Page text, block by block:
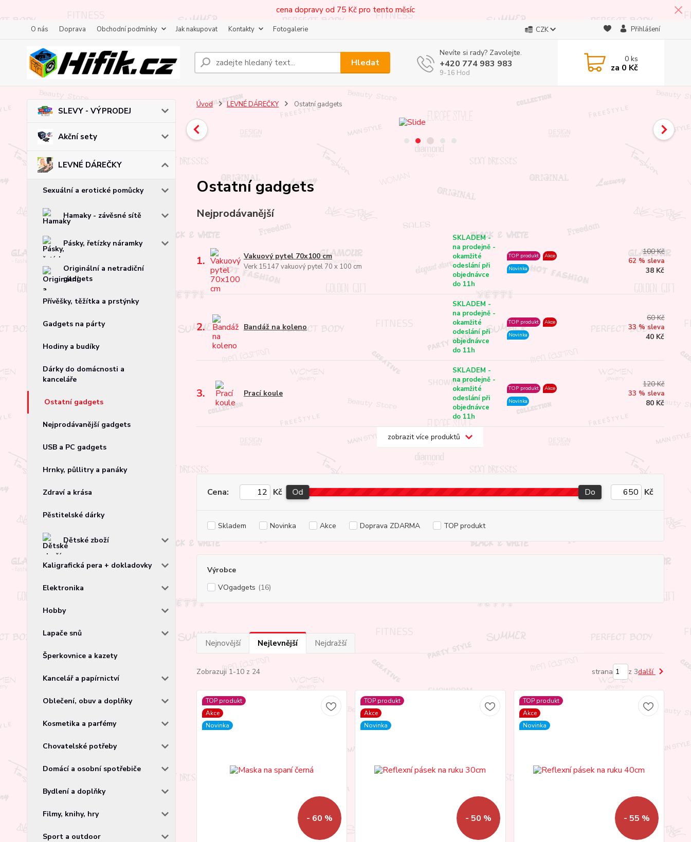
cena dopravy od 75 Kč pro tento měsíc
O nás Doprava Obchodní podmínky Jak nakupovat Kontakty Fotogalerie CZK Přihlášení
Hledat
Nevíte si rady? Zavolejte.
+420 774 983 983
9-16 Hod
0ks
za 0 Kč
SLEVY - VÝPRODEJ
Akční sety
LEVNÉ DÁREČKY
Sexuální a erotické pomůcky
Hamaky - závěsné sítě
Pásky, řetízky náramky
Originální a netradiční
gadgets
Přívěšky, těžítka a prstýnky
Gadgets na párty
Hodiny a budíky
Dárky do domácnosti a
kanceláře
Ostatní gadgets
Nejprodávanější gadgets
USB a PC gadgets
Hrnky, půllitry a panáky
Zdraví a krása
Pěstitelské dárky
Dětské zboží
Kaligrafická pera + dokladovky
Elektronika
Hobby
Lapače snů
Šperkovnice a kazety
Kancelář a papírnictví
Oblečení, obuv a doplňky
Kosmetika a parfémy
Chovatelské potřeby
Domácí a osobní spotřebiče
Bydlení a doplňky
Filmy, knihy, hry
Sport a outdoor
Úvod LEVNÉ DÁREČKY Ostatní gadgets
Ostatní gadgets
Nejprodávanější
1. Vakuový pytel 70x100 cm
Verk 15147 vakuový pytel 70 x 100 cm
SKLADEM -
na prodejně -
okamžité
odeslání při
objednávce
do 11h
TOP produkt
Akce
Novinka
100 Kč
62 % sleva
38 Kč
2. Bandáž na koleno
SKLADEM -
na prodejně -
okamžité
odeslání při
objednávce
do 11h
TOP produkt
Akce
Novinka
60 Kč
33 % sleva
40 Kč
3. Prací koule
SKLADEM -
na prodejně -
okamžité
odeslání při
objednávce
do 11h
TOP produkt
Akce
Novinka
120 Kč
33 % sleva
80 Kč
zobrazit více produktů
Cena: Kč Od Do Kč
Skladem Novinka Akce Doprava ZDARMA TOP produkt
Výrobce
VOgadgets (16)
Nejnovější Nejlevnější Nejdražší
Zobrazuji 1-10 z 24 strana z 3další
TOP produkt
Akce
Novinka
- 60 %
TOP produkt
Akce
Novinka
- 50 %
TOP produkt
Akce
Novinka
- 55 %